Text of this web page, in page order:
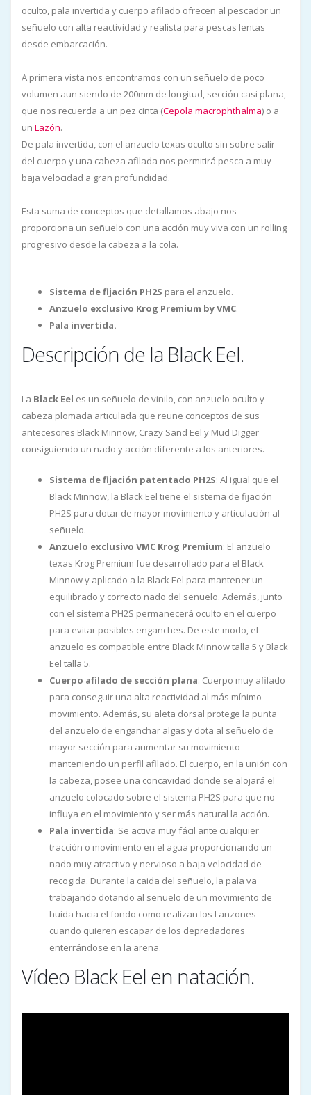
oculto, pala invertida y cuerpo afilado ofrecen al pescador un
señuelo con alta reactividad y realista para pescas lentas
desde embarcación.
A primera vista nos encontramos con un señuelo de poco
volumen aun siendo de 200mm de longitud, sección casi plana,
que nos recuerda a un pez cinta (Cepola macrophthalma) o a
un Lazón.
De pala invertida, con el anzuelo texas oculto sin sobre salir
del cuerpo y una cabeza afilada nos permitirá pesca a muy
baja velocidad a gran profundidad.
Esta suma de conceptos que detallamos abajo nos
proporciona un señuelo con una acción muy viva con un rolling
progresivo desde la cabeza a la cola.
Sistema de fijación PH2S para el anzuelo.
Anzuelo exclusivo Krog Premium by VMC.
Pala invertida.
Descripción de la Black Eel.
La Black Eel es un señuelo de vinilo, con anzuelo oculto y
cabeza plomada articulada que reune conceptos de sus
antecesores Black Minnow, Crazy Sand Eel y Mud Digger
consiguiendo un nado y acción diferente a los anteriores.
Sistema de fijación patentado PH2S: Al igual que el
Black Minnow, la Black Eel tiene el sistema de fijación
PH2S para dotar de mayor movimiento y articulación al
señuelo.
Anzuelo exclusivo VMC Krog Premium: El anzuelo
texas Krog Premium fue desarrollado para el Black
Minnow y aplicado a la Black Eel para mantener un
equilibrado y correcto nado del señuelo. Además, junto
con el sistema PH2S permanecerá oculto en el cuerpo
para evitar posibles enganches. De este modo, el
anzuelo es compatible entre Black Minnow talla 5 y Black
Eel talla 5.
Cuerpo afilado de sección plana: Cuerpo muy afilado
para conseguir una alta reactividad al más mínimo
movimiento. Además, su aleta dorsal protege la punta
del anzuelo de enganchar algas y dota al señuelo de
mayor sección para aumentar su movimiento
manteniendo un perfil afilado. El cuerpo, en la unión con
la cabeza, posee una concavidad donde se alojará el
anzuelo colocado sobre el sistema PH2S para que no
influya en el movimiento y ser más natural la acción.
Pala invertida: Se activa muy fácil ante cualquier
tracción o movimiento en el agua proporcionando un
nado muy atractivo y nervioso a baja velocidad de
recogida. Durante la caida del señuelo, la pala va
trabajando dotando al señuelo de un movimiento de
huida hacia el fondo como realizan los Lanzones
cuando quieren escapar de los depredadores
enterrándose en la arena.
Vídeo Black Eel en natación.